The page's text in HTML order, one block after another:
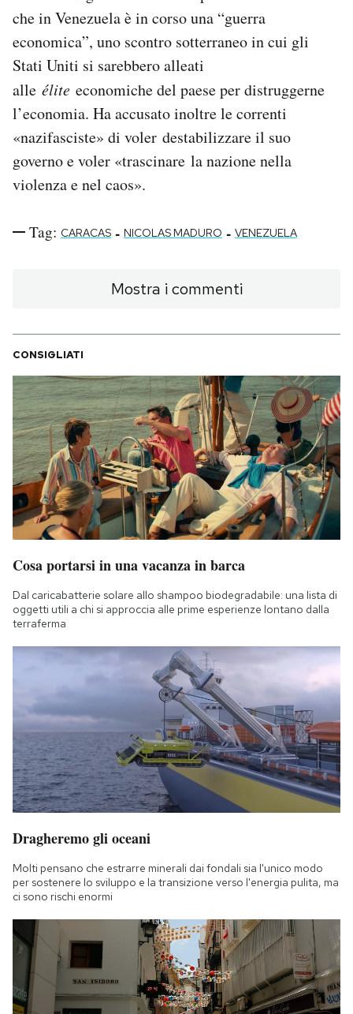
che in Venezuela è in corso una “guerra
economica”, uno scontro sotterraneo in cui gli
Stati Uniti si sarebbero alleati
alle élite economiche del paese per distruggerne
l’economia. Ha accusato inoltre le correnti
«nazifasciste» di voler destabilizzare il suo
governo e voler «trascinare la nazione nella
violenza e nel caos».
Tag: CARACAS - NICOLAS MADURO - VENEZUELA
Mostra i commenti
CONSIGLIATI
Cosa portarsi in una vacanza in barca
Dal caricabatterie solare allo shampoo biodegradabile: una lista di
oggetti utili a chi si approccia alle prime esperienze lontano dalla
terraferma
Dragheremo gli oceani
Molti pensano che estrarre minerali dai fondali sia l'unico modo
per sostenere lo sviluppo e la transizione verso l'energia pulita, ma
ci sono rischi enormi